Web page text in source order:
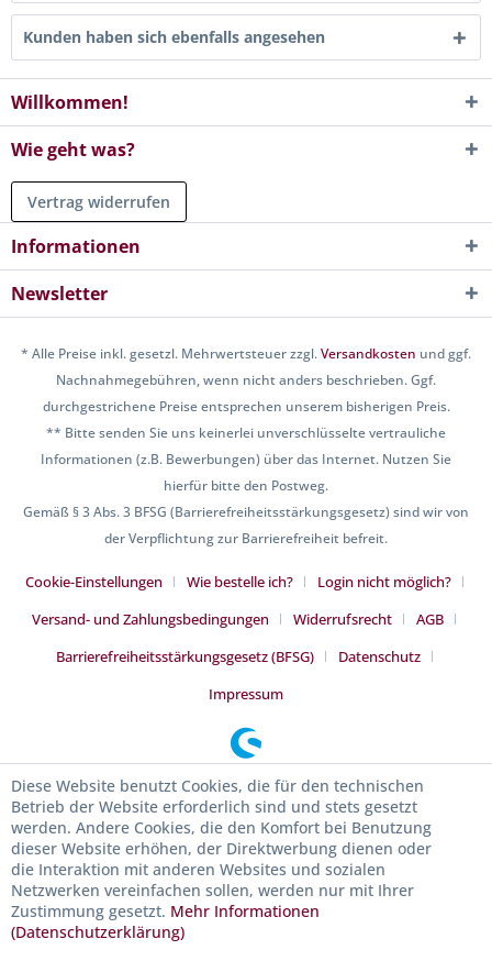
Kunden haben sich ebenfalls angesehen
Willkommen!
Wie geht was?
Vertrag widerrufen
Informationen
Newsletter
* Alle Preise inkl. gesetzl. Mehrwertsteuer zzgl.Versandkosten und ggf.
Nachnahmegebühren, wenn nicht anders beschrieben. Ggf.
durchgestrichene Preise entsprechen unserem bisherigen Preis.
** Bitte senden Sie uns keinerlei unverschlüsselte vertrauliche
Informationen (z.B. Bewerbungen) über das Internet. Nutzen Sie
hierfür bitte den Postweg.
Gemäß § 3 Abs. 3 BFSG (Barrierefreiheitsstärkungsgesetz) sind wir von
der Verpflichtung zur Barrierefreiheit befreit.
Cookie-Einstellungen Wie bestelle ich?
Login nicht möglich?
Versand- und Zahlungsbedingungen
Widerrufsrecht
AGB
Barrierefreiheitsstärkungsgesetz (BFSG)
Datenschutz
Impressum
Diese Website benutzt Cookies, die für den technischen
Betrieb der Website erforderlich sind und stets gesetzt
werden. Andere Cookies, die den Komfort bei Benutzung
dieser Website erhöhen, der Direktwerbung dienen oder
die Interaktion mit anderen Websites und sozialen
Netzwerken vereinfachen sollen, werden nur mit Ihrer
Zustimmung gesetzt. Mehr Informationen
(Datenschutzerklärung)